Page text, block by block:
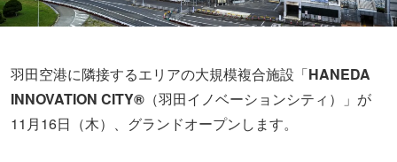
羽田空港に隣接するエリアの大規模複合施設「HANEDA
INNOVATION CITY® （羽田イノベーションシティ）」が
11月16日（木）、グランドオープンします。